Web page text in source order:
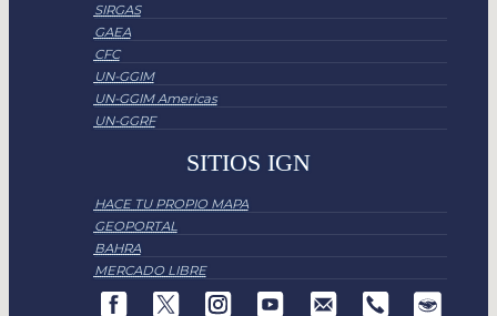
SIRGAS
GAEA
CFC
UN-GGIM
UN-GGIM Americas
UN-GGRF
SITIOS IGN
HACE TU PROPIO MAPA
GEOPORTAL
BAHRA
MERCADO LIBRE